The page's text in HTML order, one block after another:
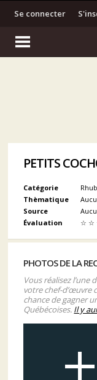
Se connecter
PETITS
Catégorie
Thèmatique
Source
Évaluation
☆ ☆
PHOTOS DE LA
Vous réalisez l’une
votre chef-d’œuvre
chance de gagner
Québécoises. Il y